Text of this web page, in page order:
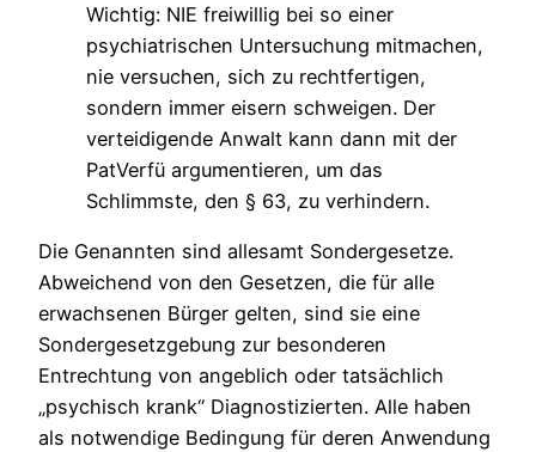
Wichtig: NIE freiwillig bei so einer
psychiatrischen Untersuchung mitmachen,
nie versuchen, sich zu rechtfertigen,
sondern immer eisern schweigen. Der
verteidigende Anwalt kann dann mit der
PatVerfü argumentieren, um das
Schlimmste, den § 63, zu verhindern.
Die Genannten sind allesamt Sondergesetze.
Abweichend von den Gesetzen, die für alle
erwachsenen Bürger gelten, sind sie eine
Sondergesetzgebung zur besonderen
Entrechtung von angeblich oder tatsächlich
„psychisch krank“ Diagnostizierten. Alle haben
als notwendige Bedingung für deren Anwendung